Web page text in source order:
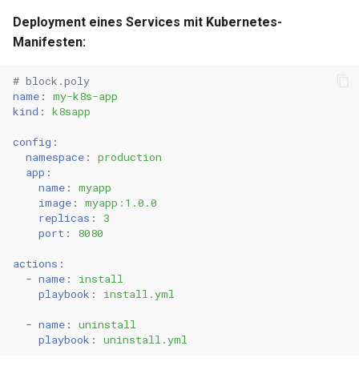
Deployment eines Services mit Kubernetes-
Manifesten:
# block.poly
name :
my-k8s-app
kind : k8sapp
config :
namespace :
production
app :
name :
myapp
image :
myapp:1.0.0
replicas :
3
port : 8080
actions :
- name :
install
playbook : install.yml
- name :
uninstall
playbook : uninstall.yml